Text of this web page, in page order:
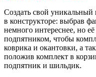
Создать свой
в конструкторе: выбрав
немного интереснее, но
подпятником, чтобы
коврика и окантовки, а
положив комплект в
подпятник и шильдик.